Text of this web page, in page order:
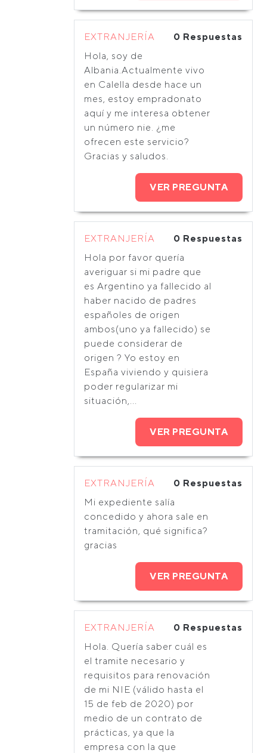
EXTRANJERÍA
0 Respuestas
Hola, soy de
Albania.Actualmente vivo
en Calella desde hace un
mes, estoy empradonato
aquí y me interesa obtener
un número nie. ¿me
ofrecen este servicio?
Gracias y saludos.
VER PREGUNTA
EXTRANJERÍA
0 Respuestas
Hola por favor quería
averiguar si mi padre que
es Argentino ya fallecido al
haber nacido de padres
españoles de origen
ambos(uno ya fallecido) se
puede considerar de
origen ? Yo estoy en
España viviendo y quisiera
poder regularizar mi
situación,...
VER PREGUNTA
EXTRANJERÍA
0 Respuestas
Mi expediente salía
concedido y ahora sale en
tramitación, qué significa?
gracias
VER PREGUNTA
EXTRANJERÍA
0 Respuestas
Hola. Quería saber cuál es
el tramite necesario y
requisitos para renovación
de mi NIE (válido hasta el
15 de feb de 2020) por
medio de un contrato de
prácticas, ya que la
empresa con la que